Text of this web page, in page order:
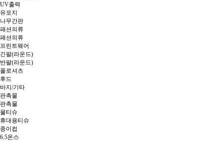
UV출력
유포지
나무간판
패션의류
패션의류
프린트웨어
긴팔(라운드)
반팔(라운드)
폴로셔츠
후드
바지/기타
판촉물
판촉물
물티슈
휴대용티슈
종이컵
6.5온스